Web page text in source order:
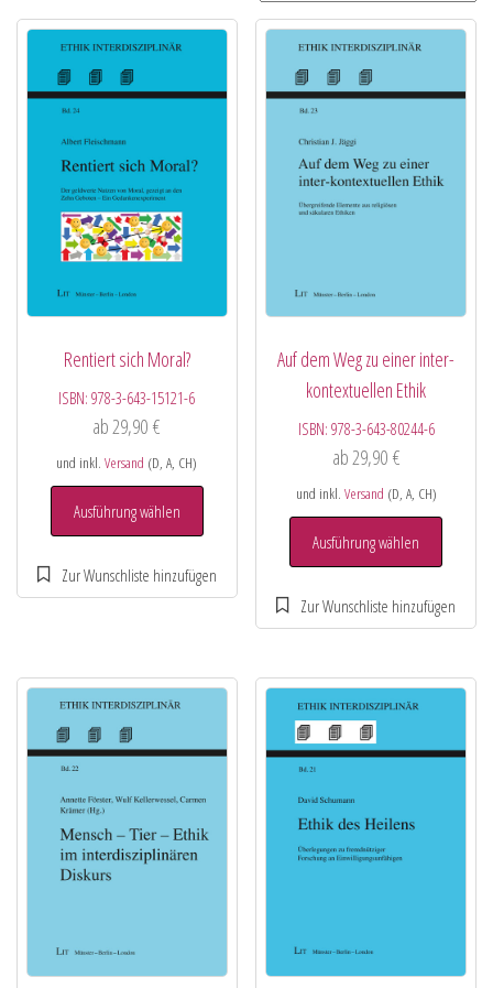
Rentiert sich Moral?
ISBN:978-3-643-15121-6
ab29,90€
und inkl.Versand (D, A, CH)
Ausführung wählen
Auf dem Weg zu einer inter-
kontextuellen Ethik
ISBN: 978-3-643-80244-6
ab29,90 €
und inkl. Versand (D, A, CH)
Ausführung wählen